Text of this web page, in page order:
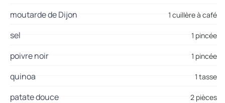
moutarde de Dijon 1 cuillère à café
sel 1 pincée
poivre noir 1 pincée
quinoa 1 tasse
patate douce 2 pièces